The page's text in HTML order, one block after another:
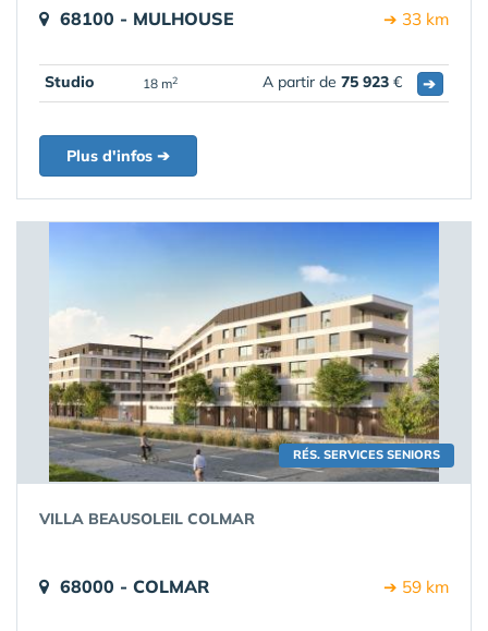
68100 - MULHOUSE ➔ 33 km
Studio 18 m2 A partir de 75 923 € ➔
Plus d'infos ➔
RÉS. SERVICES SENIORS
VILLA BEAUSOLEIL COLMAR
68000 - COLMAR ➔ 59 km